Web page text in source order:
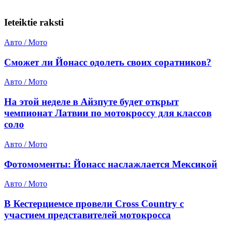
Ieteiktie raksti
Авто / Мото
Сможет ли Йонасс одолеть своих соратников?
Авто / Мото
На этой неделе в Айзпуте будет открыт
чемпионат Латвии по мотокроссу для классов
соло
Авто / Мото
Фотомоменты: Йонасс наслажлается Мексикой
Авто / Мото
В Кестерциемсе провели Cross Country с
участием представителей мотокросса